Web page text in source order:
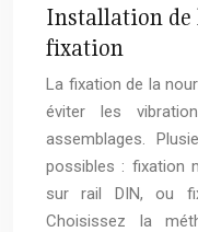
Installation de
fixation
La fixation de la
éviter les
assemblages.
possibles : fixation
sur rail DIN, ou
Choisissez la